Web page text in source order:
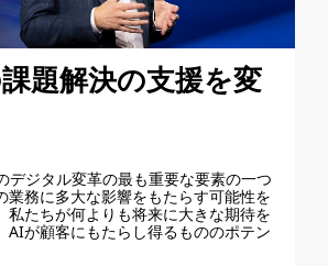
題解決の支援を変
ジタル変革の最も重要な要素の一つ
業務に多大な影響をもたらす可能性を
私たちが何よりも将来に大きな期待を
AIが顧客にもたらし得るもののポテン